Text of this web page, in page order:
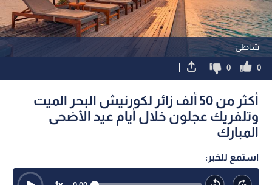
شاطئ
0
0
أكثر من 50 ألف زائر لكورنيش البحر الميت
وتلفريك عجلون خلال أيام عيد الأضحى
المبارك
استمع للخبر: